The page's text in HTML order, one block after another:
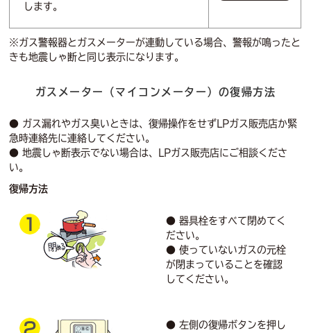
します。
※ガス警報器とガスメーターが連動している場合、警報が鳴ったと
きも地震しゃ断と同じ表示になります。
ガスメーター（マイコンメーター）の復帰方法
● ガス漏れやガス臭いときは、復帰操作をせずLPガス販売店か緊
急時連絡先に連絡してください。
● 地震しゃ断表示でない場合は、LPガス販売店にご相談くださ
い。
復帰方法
● 器具栓をすべて閉めてく
ださい。
● 使っていないガスの元栓
が閉まっていることを確認
してください。
● 左側の復帰ボタンを押し